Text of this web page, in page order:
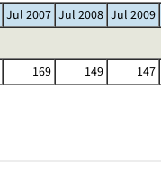
Jul 2007 Jul 2008 Jul 2009
169 149 147